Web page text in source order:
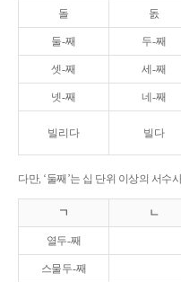
돌 돐
둘-째 두-째
셋-째 세-째
넷-째 네-째
빌리다 빌다
다만, ‘둘째’는 십 단위 이상의 서수
ㄱ ㄴ
열두-째
스물두-째